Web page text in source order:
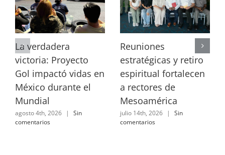
La verdadera
victoria: Proyecto
Gol impactó vidas en
México durante el
Mundial
agosto 4th, 2026 |
Sin
comentarios
Reuniones
estratégicas y retiro
espiritual fortalecen
a rectores de
Mesoamérica
julio 14th, 2026 |
Sin
comentarios